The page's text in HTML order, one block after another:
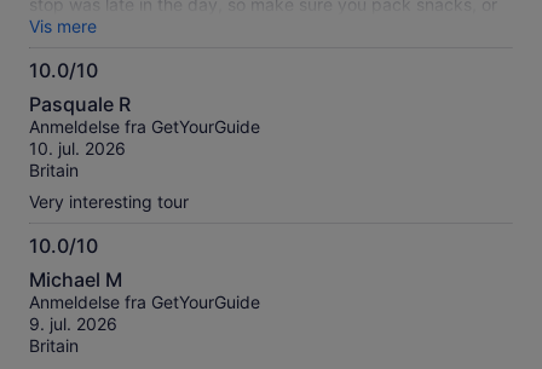
stop was late in the day, so make sure you pack snacks, or
pick some up from the first stop (a quick gas station trip). I
recommend this trip!
Vis mere
10.0/10
10.0
ud
af
10
Pasquale R
Anmeldelse fra GetYourGuide
10. jul. 2026
Britain
Very interesting tour
10.0/10
10.0
ud
af
10
Michael M
Anmeldelse fra GetYourGuide
9. jul. 2026
Britain